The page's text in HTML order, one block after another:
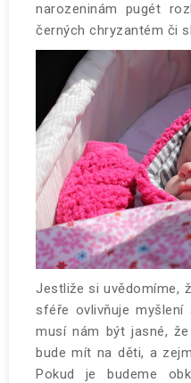
narozeninám pugét
černých chryzantém či
Jestliže si uvědomíme,
sféře ovlivňuje myšlení
musí nám být jasné,
bude mít na děti, a
Pokud je budeme